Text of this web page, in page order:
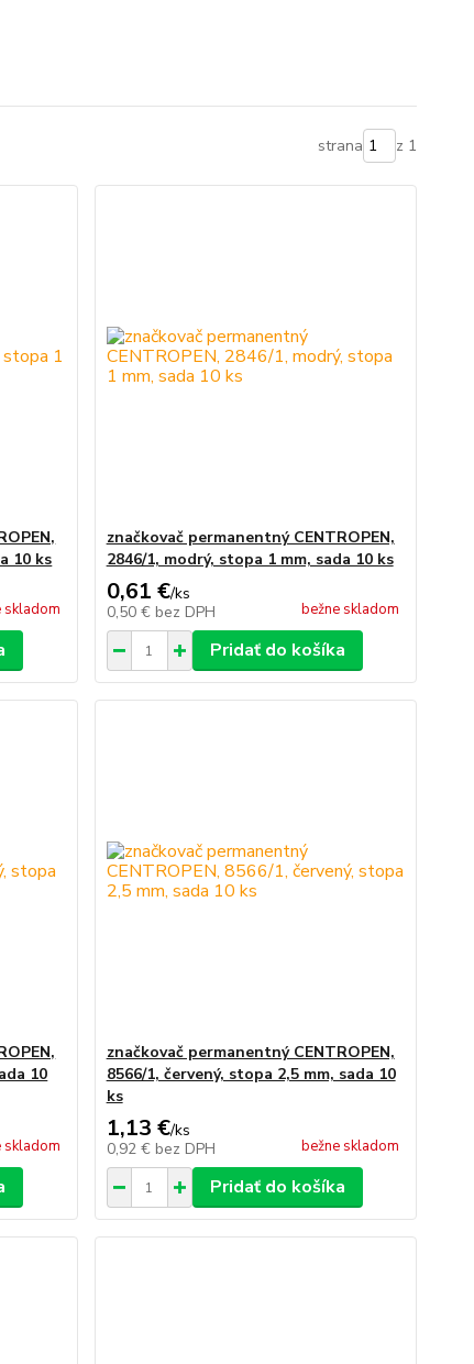
strana z 1
10 ks
skladom
značkovač permanentný CENTROPEN,
2846/1, modrý, stopa 1 mm, sada 10 ks
0,61 €/ks
0,50 € bez DPH bežne skladom
Pridať do košíka
10
skladom
značkovač permanentný CENTROPEN,
8566/1, červený, stopa 2,5 mm, sada 10
ks
1,13 €/ks
0,92 € bez DPH bežne skladom
Pridať do košíka